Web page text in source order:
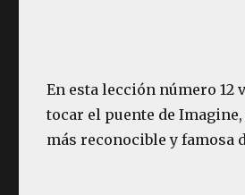
En esta lección número 12
tocar el puente de
más reconocible y famosa